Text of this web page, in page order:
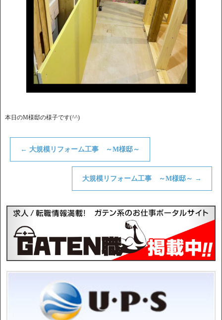
本日のM様邸の様子です(^^)
← 大規模リフォーム工事 ～M様邸～
大規模リフォーム工事 ～M様邸～ →